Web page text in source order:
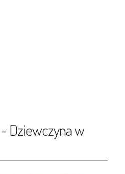
Dziewczyna w